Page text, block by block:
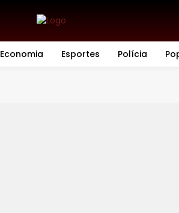
Economia Esportes Polícia